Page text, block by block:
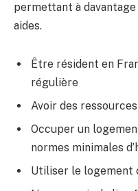
permettant à
aides.
Être résident en
régulière
Avoir des
Occuper un
normes minimales
Utiliser le logement